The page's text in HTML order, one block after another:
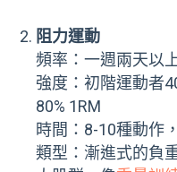
阻力運動
頻率：一週兩天以
強度：初階運動者
80% 1RM
時間：8-10種動作
類型：漸進式的負